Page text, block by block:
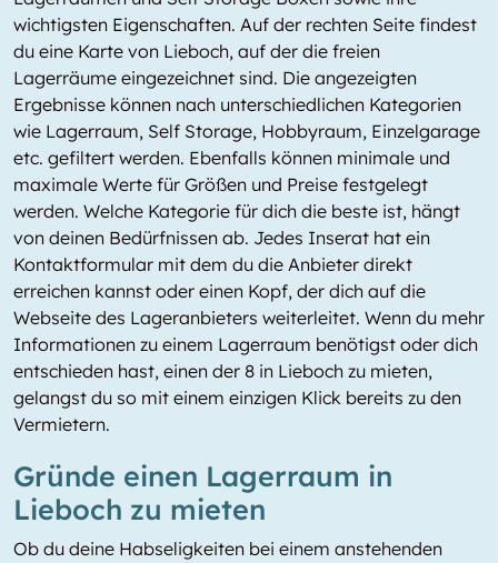
wichtigsten Eigenschaften. Auf der rechten Seite findest
du eine Karte von Lieboch, auf der die freien
Lagerräume eingezeichnet sind. Die angezeigten
Ergebnisse können nach unterschiedlichen Kategorien
wie Lagerraum, Self Storage, Hobbyraum, Einzelgarage
etc. gefiltert werden. Ebenfalls können minimale und
maximale Werte für Größen und Preise festgelegt
werden. Welche Kategorie für dich die beste ist, hängt
von deinen Bedürfnissen ab. Jedes Inserat hat ein
Kontaktformular mit dem du die Anbieter direkt
erreichen kannst oder einen Kopf, der dich auf die
Webseite des Lageranbieters weiterleitet. Wenn du mehr
Informationen zu einem Lagerraum benötigst oder dich
entschieden hast, einen der 8 in Lieboch zu mieten,
gelangst du so mit einem einzigen Klick bereits zu den
Vermietern.
Gründe einen Lagerraum in
Lieboch zu mieten
Ob du deine Habseligkeiten bei einem anstehenden